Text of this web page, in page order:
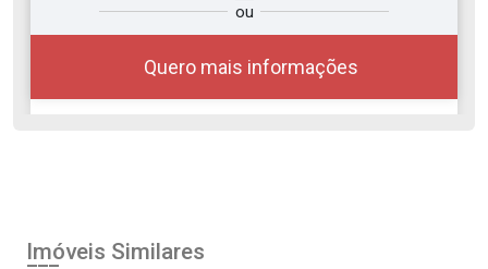
ou
Quero mais informações
Imóveis Similares